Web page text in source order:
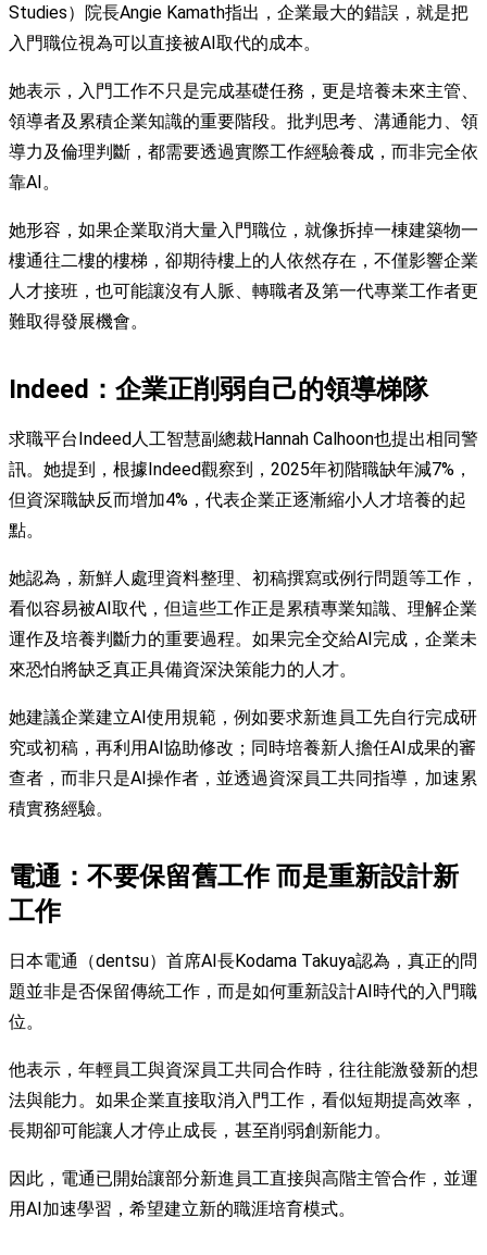
Studies）院長Angie Kamath指出，企業最大的錯誤，就是把
入門職位視為可以直接被AI取代的成本。
她表示，入門工作不只是完成基礎任務，更是培養未來主管、
領導者及累積企業知識的重要階段。批判思考、溝通能力、領
導力及倫理判斷，都需要透過實際工作經驗養成，而非完全依
靠AI。
她形容，如果企業取消大量入門職位，就像拆掉一棟建築物一
樓通往二樓的樓梯，卻期待樓上的人依然存在，不僅影響企業
人才接班，也可能讓沒有人脈、轉職者及第一代專業工作者更
難取得發展機會。
Indeed：企業正削弱自己的領導梯隊
求職平台Indeed人工智慧副總裁Hannah Calhoon也提出相同警
訊。她提到，根據Indeed觀察到，2025年初階職缺年減7%，
但資深職缺反而增加4%，代表企業正逐漸縮小人才培養的起
點。
她認為，新鮮人處理資料整理、初稿撰寫或例行問題等工作，
看似容易被AI取代，但這些工作正是累積專業知識、理解企業
運作及培養判斷力的重要過程。如果完全交給AI完成，企業未
來恐怕將缺乏真正具備資深決策能力的人才。
她建議企業建立AI使用規範，例如要求新進員工先自行完成研
究或初稿，再利用AI協助修改；同時培養新人擔任AI成果的審
查者，而非只是AI操作者，並透過資深員工共同指導，加速累
積實務經驗。
電通：不要保留舊工作 而是重新設計新
工作
日本電通（dentsu）首席AI長Kodama Takuya認為，真正的問
題並非是否保留傳統工作，而是如何重新設計AI時代的入門職
位。
他表示，年輕員工與資深員工共同合作時，往往能激發新的想
法與能力。如果企業直接取消入門工作，看似短期提高效率，
長期卻可能讓人才停止成長，甚至削弱創新能力。
因此，電通已開始讓部分新進員工直接與高階主管合作，並運
用AI加速學習，希望建立新的職涯培育模式。